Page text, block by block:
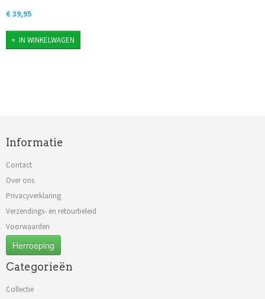
€ 39,95
IN WINKELWAGEN
Informatie
Contact
Over ons
Privacyverklaring
Verzendings- en retourbeleid
Voorwaarden
Herroeping
Categorieën
Collectie